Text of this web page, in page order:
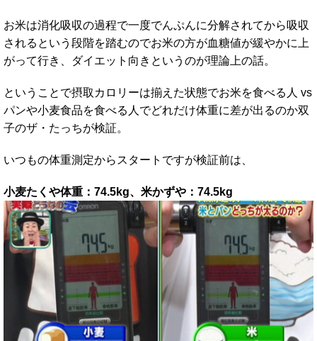
お米は消化吸収の過程で一度でんぷんに分解されてから吸収
されるという段階を踏むのでお米の方が血糖値が緩やかに上
がって行き、ダイエット向きというのが理論上の話。
ということで摂取カロリーは揃えた状態でお米を食べる人 vs
パンや小麦食品を食べる人でどれだけ体重に差が出るのか双
子のザ・たっちが検証。
いつもの体重測定からスタートですが検証前は、
小麦たくや体重：74.5kg、米かずや：74.5kg